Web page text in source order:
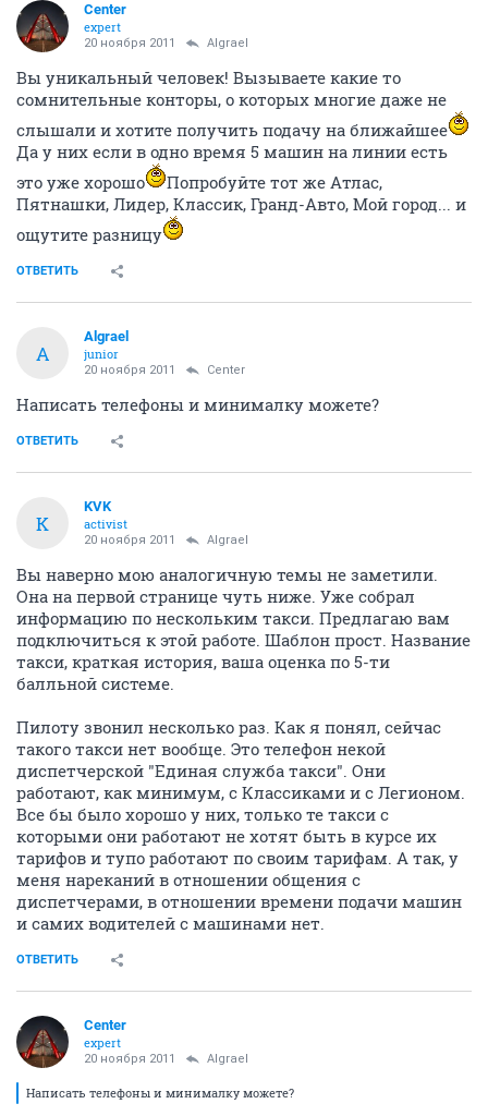
Center
expert
20 ноября 2011 Algrael
Вы уникальный человек! Вызываете какие то
сомнительные конторы, о которых многие даже не
слышали и хотите получить подачу на ближайшее
Да у них если в одно время 5 машин на линии есть
это уже хорошо
Попробуйте тот же Атлас,
Пятнашки, Лидер, Классик, Гранд-Авто, Мой город... и
ощутите разницу
ОТВЕТИТЬ
A
Algrael
junior
20 ноября 2011 Center
Написать телефоны и минималку можете?
ОТВЕТИТЬ
K
KVK
activist
20 ноября 2011 Algrael
Вы наверно мою аналогичную темы не заметили.
Она на первой странице чуть ниже. Уже собрал
информацию по нескольким такси. Предлагаю вам
подключиться к этой работе. Шаблон прост. Название
такси, краткая история, ваша оценка по 5-ти
балльной системе.
Пилоту звонил несколько раз. Как я понял, сейчас
такого такси нет вообще. Это телефон некой
диспетчерской "Единая служба такси". Они
работают, как минимум, с Классиками и с Легионом.
Все бы было хорошо у них, только те такси с
которыми они работают не хотят быть в курсе их
тарифов и тупо работают по своим тарифам. А так, у
меня нареканий в отношении общения с
диспетчерами, в отношении времени подачи машин
и самих водителей с машинами нет.
ОТВЕТИТЬ
Center
expert
20 ноября 2011 Algrael
Написать телефоны и минималку можете?